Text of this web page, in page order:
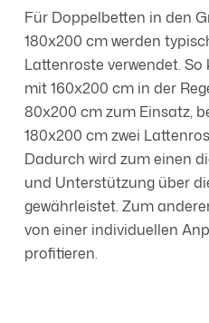
Für Doppelbetten in den
180x200 cm werden
Lattenroste verwendet.
mit 160x200 cm in der
80x200 cm zum Einsatz,
180x200 cm zwei
Dadurch wird zum einen
und Unterstützung über
gewährleistet. Zum
von einer individuellen
profitieren.